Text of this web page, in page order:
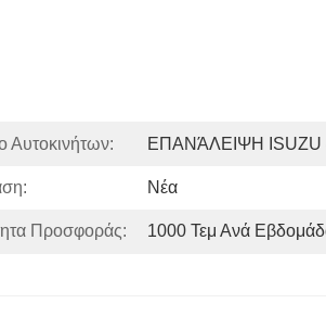
Αυτοκινήτων: ΕΠΑΝΆΛΕΙΨΗ ISUZU
Νέα
Προσφοράς: 1000 Τεμ Ανά